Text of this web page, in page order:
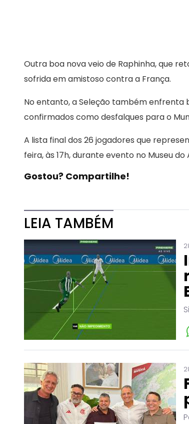
Outra boa nova veio de Raphinha, que
sofrida em amistoso contra a França.
No entanto, a Seleção também enfrenta
confirmados como desfalques para o
A lista final dos 26 jogadores que
feira, às 17h, durante evento no Museu do
Gostou? Compartilhe!
LEIA TAMBÉM